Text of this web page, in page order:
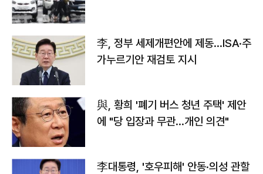
李, 정부 세제개편안에 제동…ISA·주
가누르기안 재검토 지시
與, 황희 '폐기 버스 청년 주택' 제안
에 "당 입장과 무관…개인 의견"
李대통령, '호우피해' 안동·의성 관할